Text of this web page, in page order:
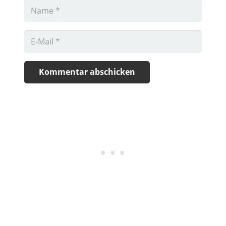
Kommentar abschicken